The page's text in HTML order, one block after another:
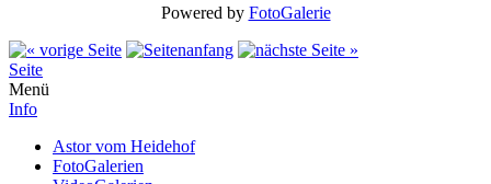
Powered by FotoGalerie
Seite
Menü
Info
Astor vom Heidehof
FotoGalerien